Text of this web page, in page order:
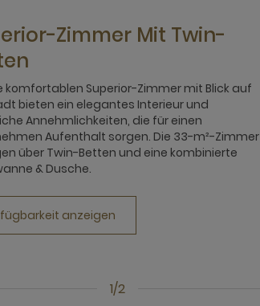
1/2
Zimmer Mit Twin-
komfortablen Superior-Zimmer mit Blick auf
bieten ein elegantes Interieur und
Annehmlichkeiten, die für einen
Aufenthalt sorgen. Die 33-m²-Zimmer
über Twin-Betten und eine kombinierte
& Dusche.
anzeigen